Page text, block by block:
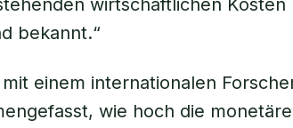
wirtschaftlichen Kosten
bekannt.“
mit einem internationalen
wie hoch die